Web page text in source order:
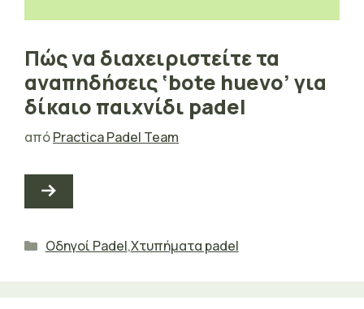
Πώς να διαχειριστείτε τα
αναπηδήσεις ‘bote huevo’ για
δίκαιο παιχνίδι padel
απόPractica Padel Team
Κατηγορίες
Οδηγοί Padel,Χτυπήματα padel